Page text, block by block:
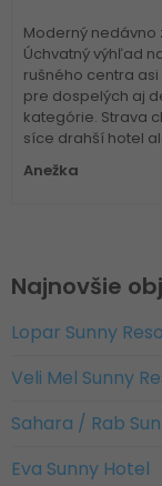
Moderný nedávno
Úchvatný výhľad
rušného centra
pre dospelých aj
kategórie. Strava
síce drahší hotel
Anežka
Najnovšie
Lopar Sunny
Veli Mel Sunny
Sahara / Rab
Eva Sunny Hotel